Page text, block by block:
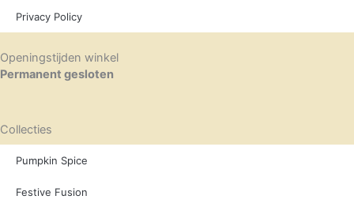
Privacy Policy
Openingstijden winkel
Permanent gesloten
Collecties
Pumpkin Spice
Festive Fusion